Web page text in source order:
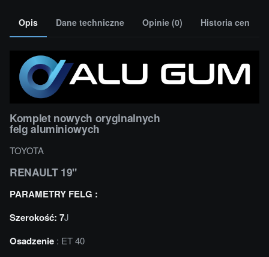
Opis Dane techniczne Opinie (0) Historia cen
Komplet nowych oryginalnych
felg aluminiowych
TOYOTA
RENAULT 19"
PARAMETRY FELG :
Szerokość: 7J
Osadzenie : ET 40